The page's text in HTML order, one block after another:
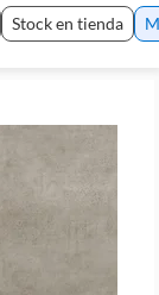
Stock en tienda